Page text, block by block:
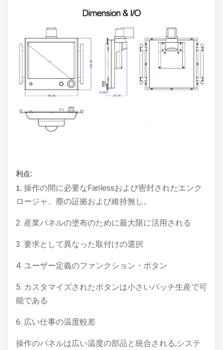
利点:
1. 操作の間に必要なFanlessおよび密封されたエンク
ロージャ、塵の証拠および維持無し。
2. 産業パネルの塗布のために最大限に活用される
3. 要求として異なった取付けの選択
4. ユーザー定義のファンクション・ボタン
5. カスタマイズされたボタンは小さいバッチ生産で可
能である
6. 広い仕事の温度較差
操作のパネルは広い温度の部品と統合される;システ